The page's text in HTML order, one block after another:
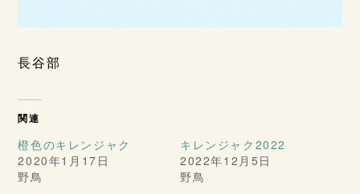
長谷部
関連
橙色のキレンジャク
2020年1月17日
野鳥
キレンジャク2022
2022年12月5日
野鳥